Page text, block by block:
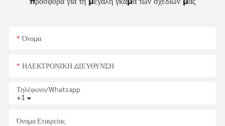
προσφορά για τη μεγάλη γκάμα των σχεδίων μας
Όνομα
ΗΛΕΚΤΡΟΝΙΚΗ ΔΙΕΥΘΥΝΣΗ
+1
Τηλέφωνο/whatsapp
Όνομα Εταιρείας